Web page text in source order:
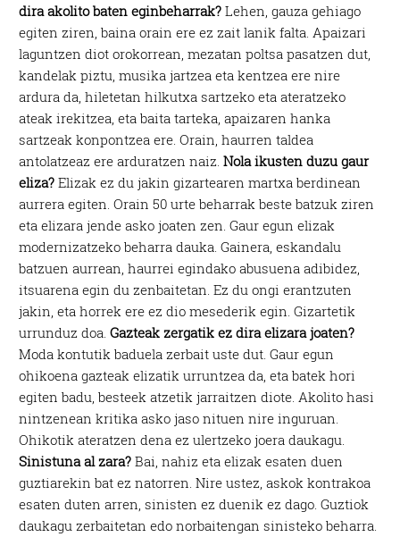
dira akolito baten eginbeharrak? Lehen, gauza gehiago
egiten ziren, baina orain ere ez zait lanik falta. Apaizari
laguntzen diot orokorrean, mezatan poltsa pasatzen dut,
kandelak piztu, musika jartzea eta kentzea ere nire
ardura da, hiletetan hilkutxa sartzeko eta ateratzeko
ateak irekitzea, eta baita tarteka, apaizaren hanka
sartzeak konpontzea ere. Orain, haurren taldea
antolatzeaz ere arduratzen naiz.Nola ikusten duzu gaur
eliza? Elizak ez du jakin gizartearen martxa berdinean
aurrera egiten. Orain 50 urte beharrak beste batzuk ziren
eta elizara jende asko joaten zen. Gaur egun elizak
modernizatzeko beharra dauka. Gainera, eskandalu
batzuen aurrean, haurrei egindako abusuena adibidez,
itsuarena egin du zenbaitetan. Ez du ongi erantzuten
jakin, eta horrek ere ez dio mesederik egin. Gizartetik
urrunduz doa.Gazteak zergatik ez dira elizara joaten?
Moda kontutik baduela zerbait uste dut. Gaur egun
ohikoena gazteak elizatik urruntzea da, eta batek hori
egiten badu, besteek atzetik jarraitzen diote. Akolito hasi
nintzenean kritika asko jaso nituen nire inguruan.
Ohikotik ateratzen dena ez ulertzeko joera daukagu.
Sinistuna al zara? Bai, nahiz eta elizak esaten duen
guztiarekin bat ez natorren. Nire ustez, askok kontrakoa
esaten duten arren, sinisten ez duenik ez dago. Guztiok
daukagu zerbaitetan edo norbaitengan sinisteko beharra.